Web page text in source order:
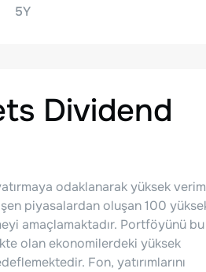
5Y
Dividend
odaklanarak yüksek
piyasalardan oluşan 100
amaçlamaktadır. Portföyünü bu
olan ekonomilerdeki yüksek
Fon, yatırımlarını